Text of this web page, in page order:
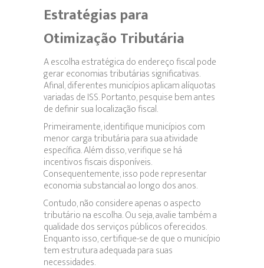
Estratégias para
Otimização Tributária
A escolha estratégica do endereço fiscal pode
gerar economias tributárias significativas.
Afinal, diferentes municípios aplicam alíquotas
variadas de ISS. Portanto, pesquise bem antes
de definir sua localização fiscal.
Primeiramente, identifique municípios com
menor carga tributária para sua atividade
específica. Além disso, verifique se há
incentivos fiscais disponíveis.
Consequentemente, isso pode representar
economia substancial ao longo dos anos.
Contudo, não considere apenas o aspecto
tributário na escolha. Ou seja, avalie também a
qualidade dos serviços públicos oferecidos.
Enquanto isso, certifique-se de que o município
tem estrutura adequada para suas
necessidades.